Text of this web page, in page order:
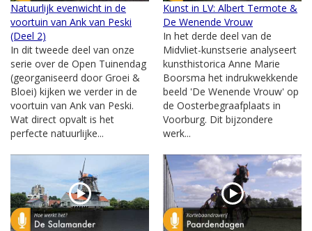
Natuurlijk evenwicht in de
voortuin van Ank van Peski
(Deel 2)
In dit tweede deel van onze
serie over de Open Tuinendag
(georganiseerd door Groei &
Bloei) kijken we verder in de
voortuin van Ank van Peski.
Wat direct opvalt is het
perfecte natuurlijke...
Kunst in LV: Albert Termote &
De Wenende Vrouw
In het derde deel van de
Midvliet-kunstserie analyseert
kunsthistorica Anne Marie
Boorsma het indrukwekkende
beeld 'De Wenende Vrouw' op
de Oosterbegraafplaats in
Voorburg. Dit bijzondere
werk...